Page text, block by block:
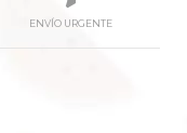
ENVÍO URGENTE